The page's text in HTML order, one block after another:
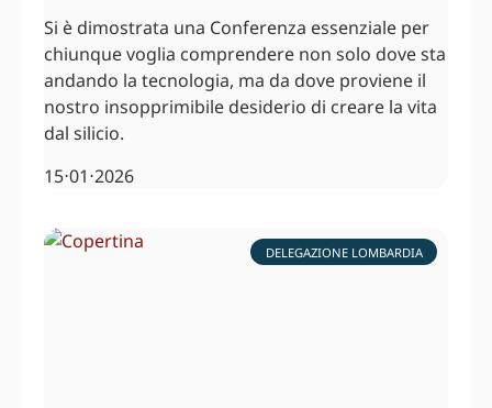
Si è dimostrata una Conferenza essenziale per
chiunque voglia comprendere non solo dove sta
andando la tecnologia, ma da dove proviene il
nostro insopprimibile desiderio di creare la vita
dal silicio.
15⋅01⋅2026
DELEGAZIONE LOMBARDIA